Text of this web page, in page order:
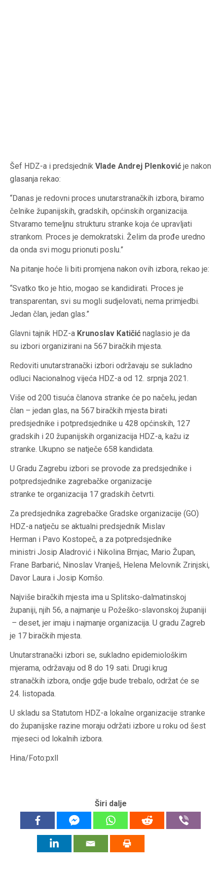
Šef HDZ-a i predsjednik Vlade Andrej Plenković je nakon
glasanja rekao:
“Danas je redovni proces unutarstranačkih izbora, biramo
čelnike županijskih, gradskih, općinskih organizacija.
Stvaramo temeljnu strukturu stranke koja će upravljati
strankom. Proces je demokratski. Želim da prođe uredno
da onda svi mogu prionuti poslu.”
Na pitanje hoće li biti promjena nakon ovih izbora, rekao je:
“Svatko tko je htio, mogao se kandidirati. Proces je
transparentan, svi su mogli sudjelovati, nema primjedbi.
Jedan član, jedan glas.”
Glavni tajnik HDZ-a Krunoslav Katičić naglasio je da
su izbori organizirani na 567 biračkih mjesta.
Redoviti unutarstranački izbori održavaju se sukladno
odluci Nacionalnog vijeća HDZ-a od 12. srpnja 2021.
Više od 200 tisuća članova stranke će po načelu, jedan
član – jedan glas, na 567 biračkih mjesta birati
predsjednike i potpredsjednike u 428 općinskih, 127
gradskih i 20 županijskih organizacija HDZ-a, kažu iz
stranke. Ukupno se natječe 658 kandidata.
U Gradu Zagrebu izbori se provode za predsjednike i
potpredsjednike zagrebačke organizacije
stranke te organizacija 17 gradskih četvrti.
Za predsjednika zagrebačke Gradske organizacije (GO)
HDZ-a natječu se aktualni predsjednik Mislav
Herman i Pavo Kostopeč, a za potpredsjednike
ministri Josip Aladrović i Nikolina Brnjac, Mario Župan,
Frane Barbarić, Ninoslav Vranješ, Helena Melovnik Zrinjski,
Davor Laura i Josip Komšo.
Najviše biračkih mjesta ima u Splitsko-dalmatinskoj
županiji, njih 56, a najmanje u Požeško-slavonskoj županiji
– deset, jer imaju i najmanje organizacija. U gradu Zagreb
je 17 biračkih mjesta.
Unutarstranački izbori se, sukladno epidemiološkim
mjerama, održavaju od 8 do 19 sati. Drugi krug
stranačkih izbora, ondje gdje bude trebalo, održat će se
24. listopada.
U skladu sa Statutom HDZ-a lokalne organizacije stranke
do županijske razine moraju održati izbore u roku od šest
mjeseci od lokalnih izbora.
Hina/Foto:pxll
Širi dalje